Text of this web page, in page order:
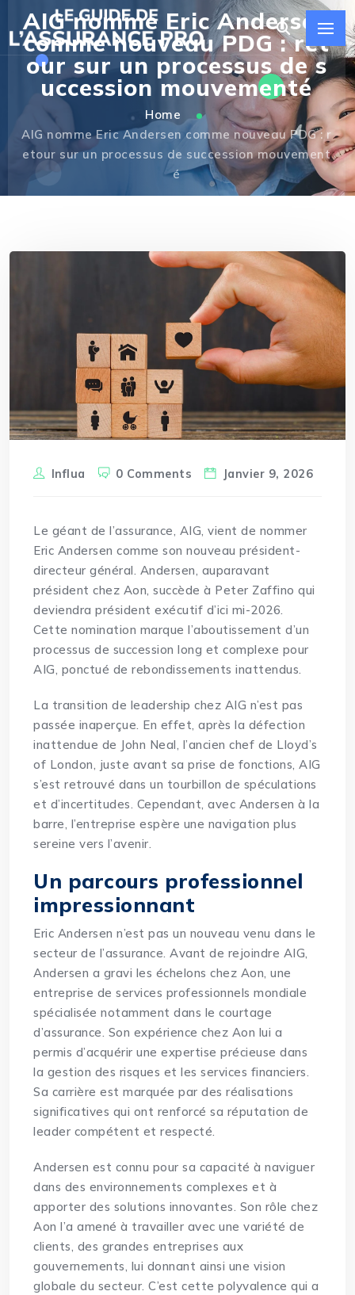
AIG nomme Eric Andersen
comme nouveau PDG : ret
our sur un processus de s
uccession mouvementé
Home
AIG nomme Eric Andersen comme nouveau PDG : r
etour sur un processus de succession mouvement
é
Influa 0 Comments Janvier 9, 2026
Le géant de l’assurance, AIG, vient de nommer
Eric Andersencomme son nouveau président-
directeur général. Andersen, auparavant
président chez Aon, succède à Peter Zaffino qui
deviendra président exécutif d’ici mi-2026.
Cette nomination marque l’aboutissement d’un
processus de succession long et complexe pour
AIG, ponctué de rebondissements inattendus.
La transition de leadership chez AIG n’est pas
passée inaperçue. En effet, après la défection
inattendue de John Neal, l’ancien chef de Lloyd’s
of London, juste avant sa prise de fonctions, AIG
s’est retrouvé dans un tourbillon de spéculations
et d’incertitudes. Cependant, avec Andersen à la
barre, l’entreprise espère une navigation plus
sereine vers l’avenir.
Un parcours professionnel
impressionnant
Eric Andersen n’est pas un nouveau venu dans le
secteur de l’assurance. Avant de rejoindre AIG,
Andersen a gravi les échelons chez Aon, une
entreprise de services professionnels mondiale
spécialisée notamment dans le courtage
d’assurance. Son expérience chez Aon lui a
permis d’acquérir une expertise précieuse dans
la gestion des risques et les services financiers.
Sa carrière est marquée par des réalisations
significatives qui ont renforcé sa réputation de
leader compétent et respecté.
Andersen est connu pour sa capacité à naviguer
dans des environnements complexes et à
apporter des solutions innovantes. Son rôle chez
Aon l’a amené à travailler avec une variété de
clients, des grandes entreprises aux
gouvernements, lui donnant ainsi une vision
globale du secteur. C’est cette polyvalence qui a